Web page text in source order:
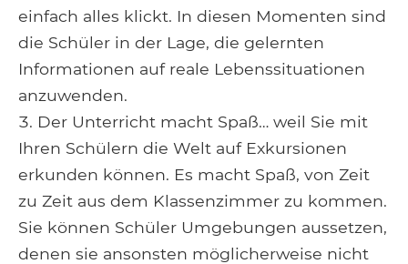
einfach alles klickt. In diesen Momenten sind
die Schüler in der Lage, die gelernten
Informationen auf reale Lebenssituationen
anzuwenden.
Der Unterricht macht Spaß… weil Sie mit
Ihren Schülern die Welt auf Exkursionen
erkunden können. Es macht Spaß, von Zeit
zu Zeit aus dem Klassenzimmer zu kommen.
Sie können Schüler Umgebungen aussetzen,
denen sie ansonsten möglicherweise nicht